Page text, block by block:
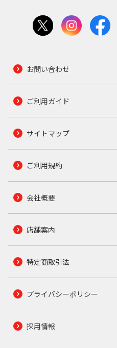
お問い合わせ
ご利用ガイド
サイトマップ
ご利用規約
会社概要
店舗案内
特定商取引法
プライバシーポリシー
採用情報